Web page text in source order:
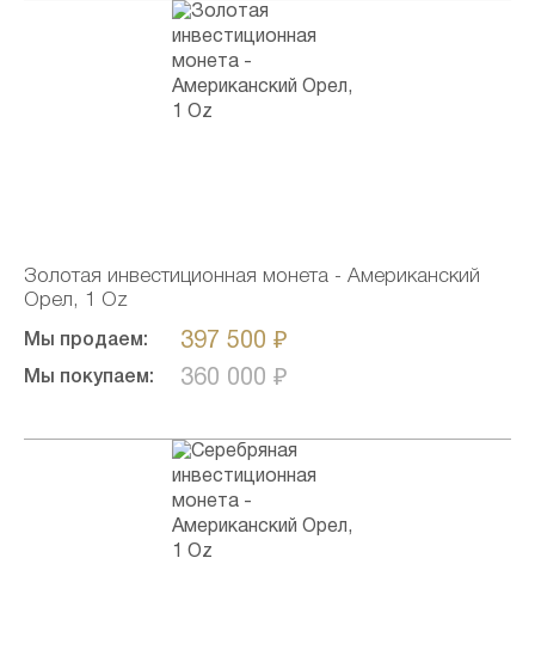
Золотая инвестиционная монета - Американский
Орел, 1 Oz
Мы продаем: 397 500 ₽
Мы покупаем: 360 000 ₽